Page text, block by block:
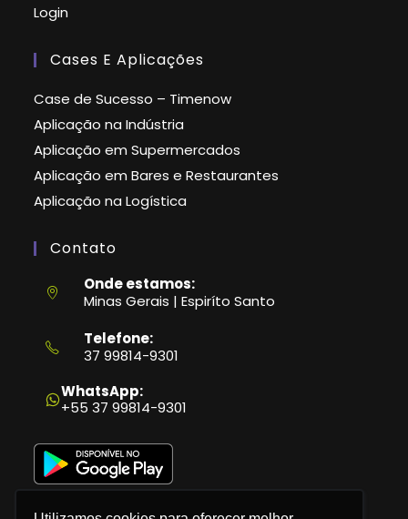
Login
Cases E Aplicações
Case de Sucesso – Timenow
Aplicação na Indústria
Aplicação em Supermercados
Aplicação em Bares e Restaurantes
Aplicação na Logística
Contato
Onde estamos:
Minas Gerais | Espiríto Santo
Telefone:
37 99814-9301
em
seu
aplicativo
WhatsApp:
+55 37 99814-9301